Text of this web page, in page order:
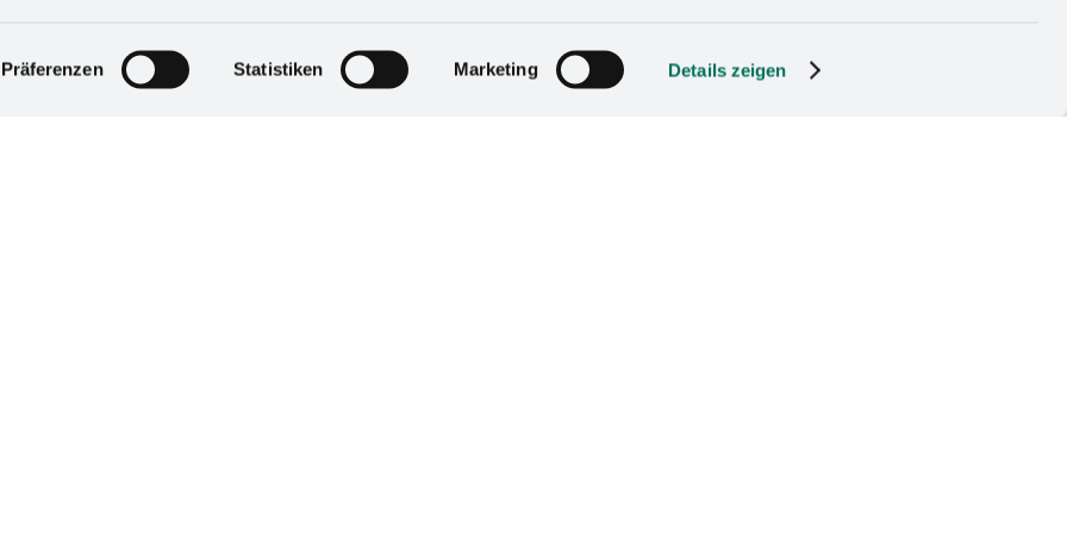
Präferenzen Statistiken Marketing Details zeigen